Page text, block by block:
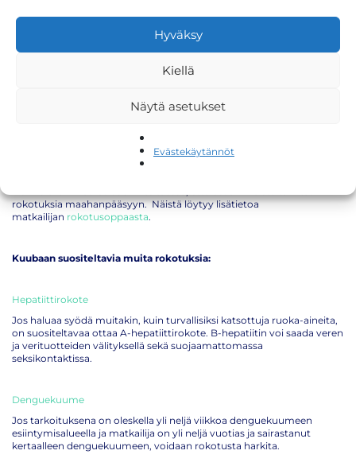
Hyväksy
Kiellä
Näytä asetukset
Evästekäytännöt
Väli-Amerikkaan matkaavan on huolehdittava, että yleisen
rokotusohjelman mukaiset rokotukset ovat kunnossa:
Tetanus(jäykkäkouristus-, kurkkumätä- hinkuyskärokote)
(tuhkarokko-, sikotauti-, vihurirokkorokote)
rokotuksia maahanpääsyyn. Näistä löytyy lisätietoa
matkailijan rokotusoppaasta.
Kuubaan suositeltavia muita rokotuksia:
Hepatiittirokote
Jos haluaa syödä muitakin, kuin turvallisiksi katsottuja ruoka-aineita,
on suositeltavaa ottaa A-hepatiittirokote. B-hepatiitin voi saada veren
ja verituotteiden välityksellä sekä suojaamattomassa
seksikontaktissa.
Denguekuume
Jos tarkoituksena on oleskella yli neljä viikkoa denguekuumeen
esiintymisalueella ja matkailija on yli neljä vuotias ja sairastanut
kertaalleen denguekuumeen, voidaan rokotusta harkita.